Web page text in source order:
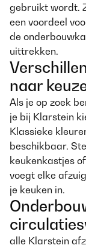
gebruikt wordt.
een voordeel
de
uittrekken.
naar
Als je op zoek
je bij Klarstein
Klassieke
beschikbaar.
keukenkastjes
voegt elke
je keuken in.
alle Klarstein